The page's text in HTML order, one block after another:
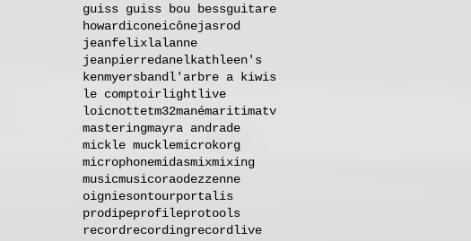
guiss guiss bou bessguitare
howardiconeicônejasrod
jeanfelixlalanne
jeanpierredanelkathleen's
kenmyersbandl'arbre a kiwis
le comptoirlightlive
loicnottetm32manémaritimatv
masteringmayra andrade
mickle mucklemicrokorg
microphonemidasmixmixing
musicmusicoraodezzenne
oigniesontourportalis
prodipeprofileprotools
recordrecordingrecordlive